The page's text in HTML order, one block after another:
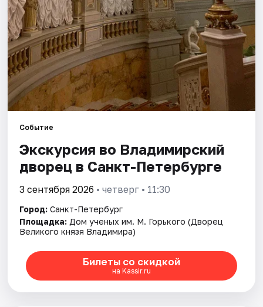
Рейтинги
Событие
Экскурсия во Владимирский
дворец в Санкт-Петербурге
3 сентября 2026 • четверг • 11:30
Город: Санкт-Петербург
Площадка: Дом ученых им. М. Горького (Дворец
Великого князя Владимира)
Билеты со скидкой
на Kassir.ru